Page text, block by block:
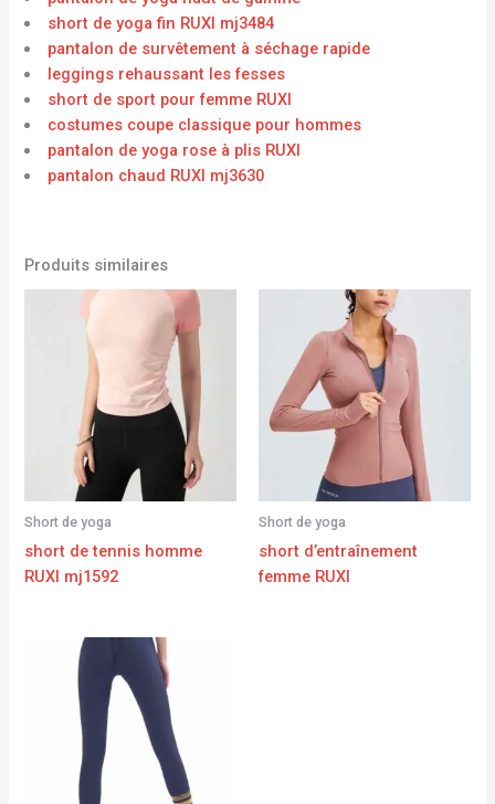
short de yoga fin RUXI mj3484
pantalon de survêtement à séchage rapide
leggings rehaussant les fesses
short de sport pour femme RUXI
costumes coupe classique pour hommes
pantalon de yoga rose à plis RUXI
pantalon chaud RUXI mj3630
Produits similaires
Short de yoga
short de tennis homme
RUXI mj1592
Short de yoga
short d’entraînement
femme RUXI